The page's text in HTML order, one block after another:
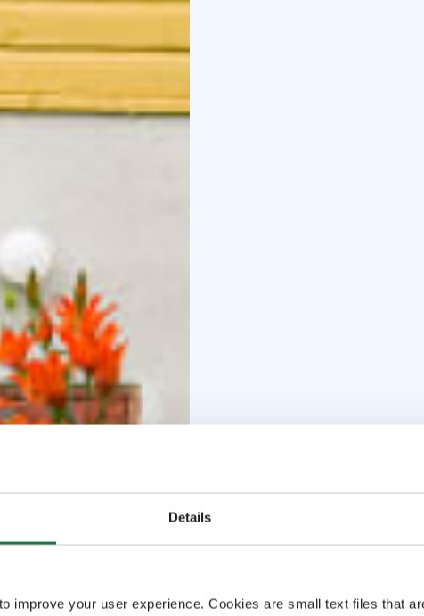
Details
improve your user experience. Cookies are small text files that